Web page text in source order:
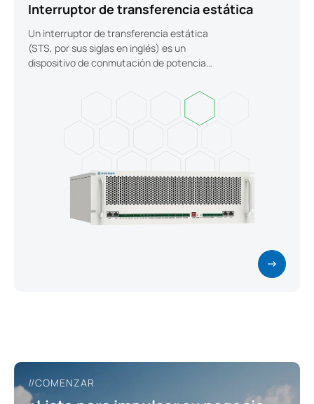
Interruptor de transferencia estática
Un interruptor de transferencia estática
(STS, por sus siglas en inglés) es un
dispositivo de conmutación de potencia
//COMENZAR